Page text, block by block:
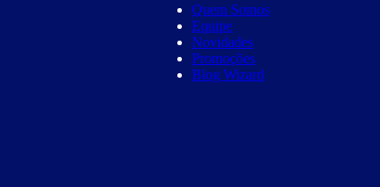
Quem Somos
Equipe
Novidades
Promoções
Blog Wizard